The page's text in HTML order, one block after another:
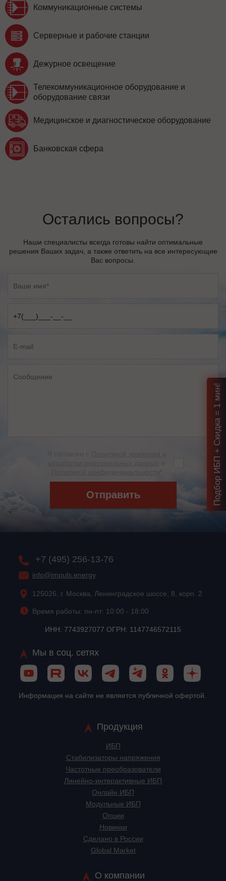
Коммуникационные системы
Серверные и рабочие станции
Дежурное освещение
Телекоммуникационное оборудование и
оборудование связи
Медицинское и диагностическое оборудование
Банковская сфера
Остались вопросы?
Наши специалисты всегда готовы найти оптимальные
решения Ваших задач, а также ответить на все интересующие
Вас вопросы.
Отправить
+7 (495) 256-13-76
info@impuls.energy
125026, г. Москва, Ленинградское шоссе, 8, корп. 2
Время работы: пн-пт: 10:00 - 18:00
ИНН: 7743927077 ОГРН: 1147746572115
Мы в соц. сетях
Информация на сайте не является публичной офертой.
Продукция
ИБП
Стабилизаторы напряжения
Частотные преобразователи
Линейно-интерактивные ИБП
Онлайн ИБП
Модульные ИБП
Опции
Новинки
Сделано в России
Global Market
О компании
Подбор ИБП + Скидка = 1 мин!